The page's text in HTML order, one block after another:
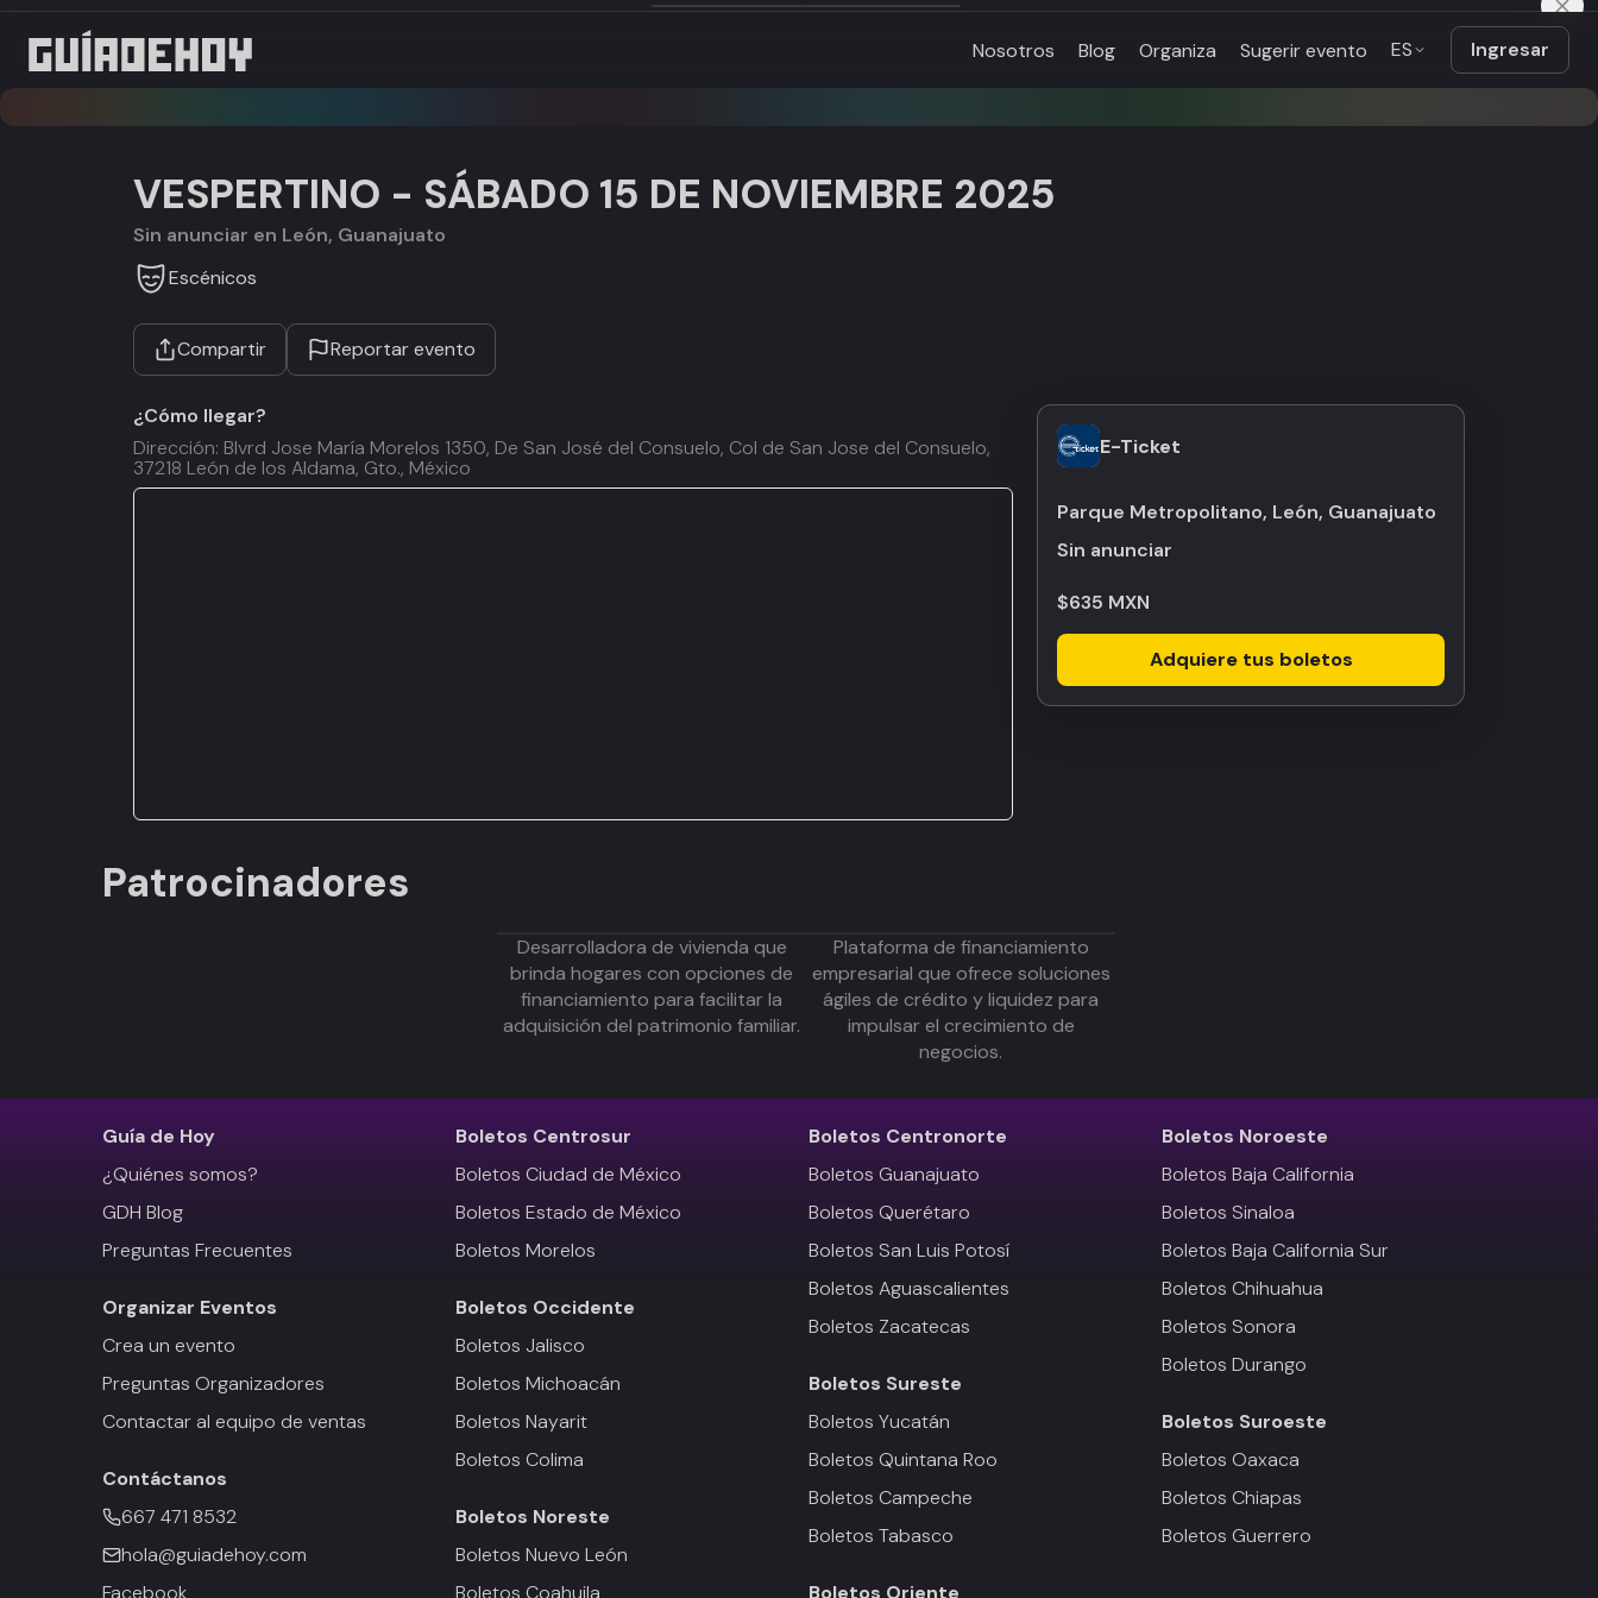
Nosotros Blog Organiza Sugerir evento ES Ingresar
VESPERTINO - SÁBADO 15 DE NOVIEMBRE 2025
Sin anunciar en León, Guanajuato
Escénicos
Compartir Reportar evento
E-Ticket
Parque Metropolitano, León, Guanajuato
Sin anunciar
$635 MXN
Adquiere tus boletos
¿Cómo llegar?
Dirección: Blvrd Jose María Morelos 1350, De San José del Consuelo, Col de San Jose del Consuelo,
37218 León de los Aldama, Gto., México
Patrocinadores
Desarrolladora de vivienda que
brinda hogares con opciones de
financiamiento para facilitar la
adquisición del patrimonio familiar.
Plataforma de financiamiento
empresarial que ofrece soluciones
ágiles de crédito y liquidez para
impulsar el crecimiento de
negocios.
Guía de Hoy
¿Quiénes somos?
GDH Blog
Preguntas Frecuentes
Organizar Eventos
Crea un evento
Preguntas Organizadores
Contactar al equipo de ventas
Contáctanos
667 471 8532
hola@guiadehoy.com
Facebook
Boletos Centrosur
Boletos Ciudad de México
Boletos Estado de México
Boletos Morelos
Boletos Occidente
Boletos Jalisco
Boletos Michoacán
Boletos Nayarit
Boletos Colima
Boletos Noreste
Boletos Nuevo León
Boletos Coahuila
Boletos Centronorte
Boletos Guanajuato
Boletos Querétaro
Boletos San Luis Potosí
Boletos Aguascalientes
Boletos Zacatecas
Boletos Sureste
Boletos Yucatán
Boletos Quintana Roo
Boletos Campeche
Boletos Tabasco
Boletos Oriente
Boletos Noroeste
Boletos Baja California
Boletos Sinaloa
Boletos Baja California Sur
Boletos Chihuahua
Boletos Sonora
Boletos Durango
Boletos Suroeste
Boletos Oaxaca
Boletos Chiapas
Boletos Guerrero